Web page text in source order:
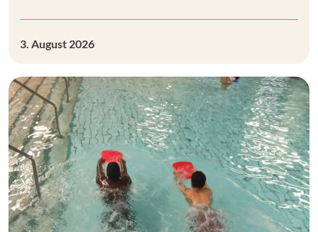
3. August 2026